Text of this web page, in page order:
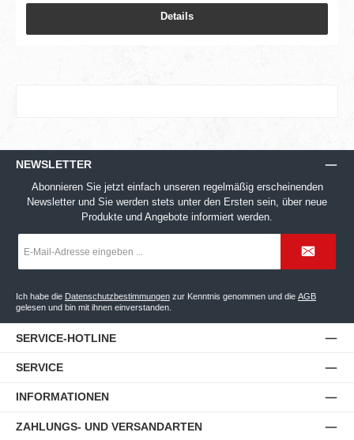
Details
NEWSLETTER
Abonnieren Sie jetzt einfach unseren regelmäßig erscheinenden
Newsletter und Sie werden stets unter den Ersten sein, über neue
Produkte und Angebote informiert werden.
Mail-
*
Ich habe die Datenschutzbestimmungen zur Kenntnis genommen und die AGB
gelesen und bin mit ihnen einverstanden.
SERVICE-HOTLINE
SERVICE
INFORMATIONEN
ZAHLUNGS- UND VERSANDARTEN